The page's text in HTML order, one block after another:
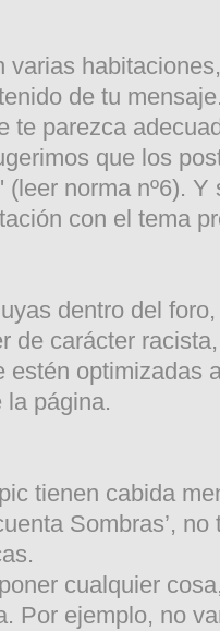
varias
de tu
te parezca
que los
(leer norma nº6).
con el tema
dentro del
de carácter
estén optimizadas
la página.
tienen cabida
Sombras’,
cualquier
Por ejemplo, no